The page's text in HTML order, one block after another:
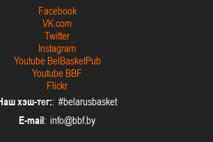
Facebook
VK.com
Twitter
Instagram
Youtube BelBasketPub
Youtube BBF
Flickr
хэш-тег:: #belarusbasket
E-mail: